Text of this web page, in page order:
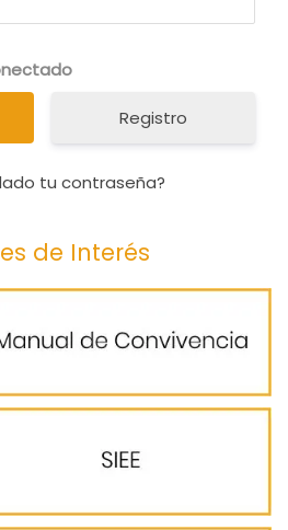
Registro
tu contraseña?
de Interés